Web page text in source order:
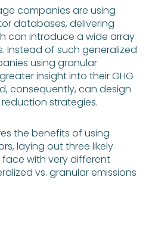
companies are using
databases, delivering
can introduce a wide array
Instead of such generalized
using granular
insight into their GHG
consequently, can design
strategies.
the benefits of using
laying out three likely
with very different
vs. granular emissions